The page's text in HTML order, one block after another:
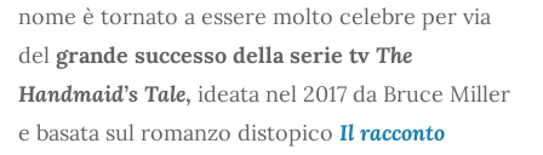
nome è tornato a essere molto celebre per via
del grande successo della serie tv The
Handmaid’s Tale, ideata nel 2017 da Bruce Miller
e basata sul romanzo distopico Il racconto